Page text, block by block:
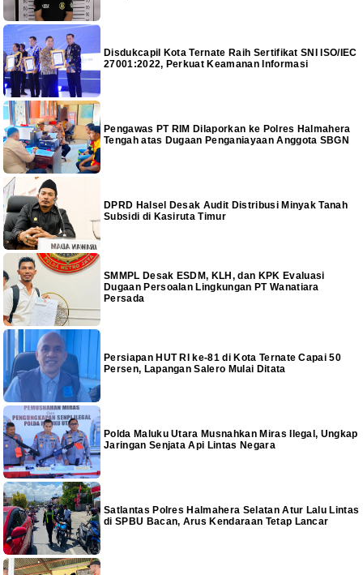
Disdukcapil Kota Ternate Raih Sertifikat SNI ISO/IEC
27001:2022, Perkuat Keamanan Informasi
Pengawas PT RIM Dilaporkan ke Polres Halmahera
Tengah atas Dugaan Penganiayaan Anggota SBGN
DPRD Halsel Desak Audit Distribusi Minyak Tanah
Subsidi di Kasiruta Timur
SMMPL Desak ESDM, KLH, dan KPK Evaluasi
Dugaan Persoalan Lingkungan PT Wanatiara
Persada
Persiapan HUT RI ke-81 di Kota Ternate Capai 50
Persen, Lapangan Salero Mulai Ditata
Polda Maluku Utara Musnahkan Miras Ilegal, Ungkap
Jaringan Senjata Api Lintas Negara
Satlantas Polres Halmahera Selatan Atur Lalu Lintas
di SPBU Bacan, Arus Kendaraan Tetap Lancar